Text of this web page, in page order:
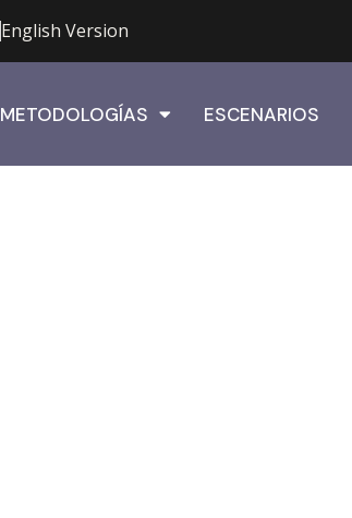
English Version
METODOLOGÍAS ESCENARIOS